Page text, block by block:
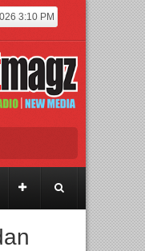
3:10 PM
Piknik Rilis Mini Album